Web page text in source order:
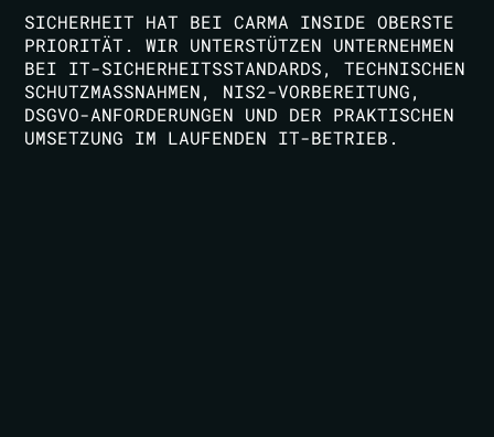
SICHERHEIT HAT BEI CARMA INSIDE OBERSTE
PRIORITÄT. WIR UNTERSTÜTZEN UNTERNEHMEN
BEI IT-SICHERHEITSSTANDARDS, TECHNISCHEN
SCHUTZMASSNAHMEN, NIS2-VORBEREITUNG, D
SGVO-ANFORDERUNGEN UND DER PRAKTISCHEN U
MSETZUNG IM LAUFENDEN IT-BETRIEB.